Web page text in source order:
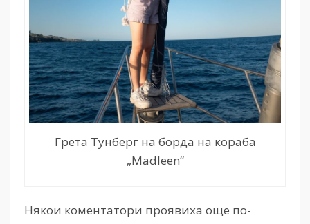
Грета Тунберг на борда на кораба
„Madleen“
Някои коментатори проявиха още по-